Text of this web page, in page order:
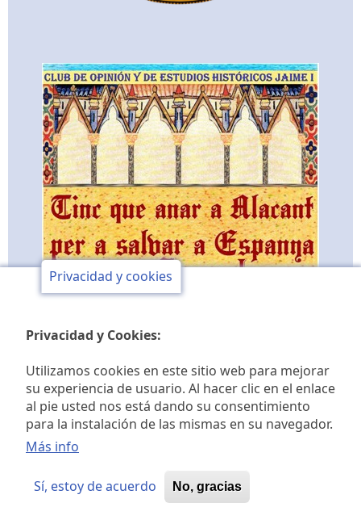
Club de opinión y de
estudios históricos Jaime I
© 2026 Club de opinión Jaime I, All rights reserved.
Privacidad y cookies
Privacidad y Cookies:
Utilizamos cookies en este sitio web para mejorar
su experiencia de usuario. Al hacer clic en el enlace
al pie usted nos está dando su consentimiento
para la instalación de las mismas en su navegador.
Más info
Sí, estoy de acuerdo No, gracias